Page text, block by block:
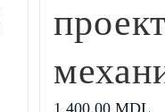
1,400.00MDL